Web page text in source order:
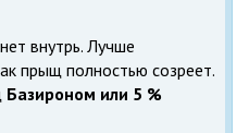
внутрь. Лучше
прыщ полностью созреет.
Базироном или 5 %